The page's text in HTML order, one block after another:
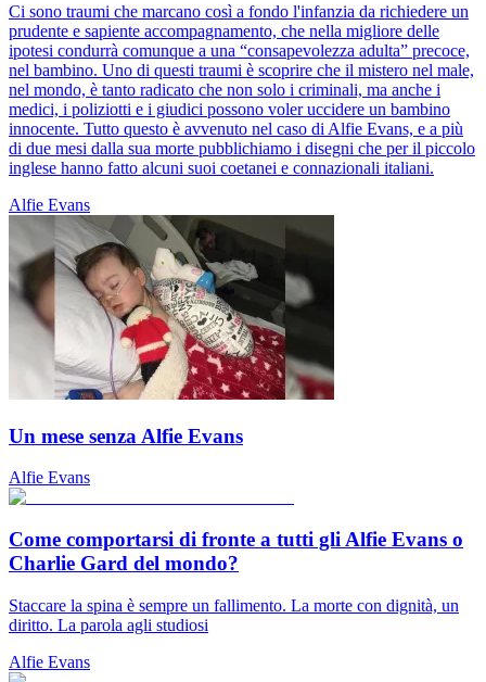
Ci sono traumi che marcano così a fondo l'infanzia da richiedere un
prudente e sapiente accompagnamento, che nella migliore delle
ipotesi condurrà comunque a una “consapevolezza adulta” precoce,
nel bambino. Uno di questi traumi è scoprire che il mistero nel male,
nel mondo, è tanto radicato che non solo i criminali, ma anche i
medici, i poliziotti e i giudici possono voler uccidere un bambino
innocente. Tutto questo è avvenuto nel caso di Alfie Evans, e a più
di due mesi dalla sua morte pubblichiamo i disegni che per il piccolo
inglese hanno fatto alcuni suoi coetanei e connazionali italiani.
Alfie Evans
Un mese senza Alfie Evans
Alfie Evans
Come comportarsi di fronte a tutti gli Alfie Evans o
Charlie Gard del mondo?
Staccare la spina è sempre un fallimento. La morte con dignità, un
diritto. La parola agli studiosi
Alfie Evans